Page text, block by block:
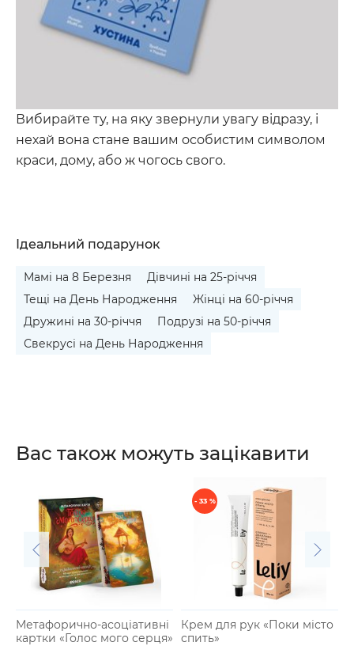
Вибирайте ту, на яку звернули увагу відразу, і
нехай вона стане вашим особистим символом
краси, дому, або ж чогось свого.
Ідеальний подарунок
Мамі на 8 Березня
Дівчині на 25-річчя
Тещі на День Народження
Жінці на 60-річчя
Дружині на 30-річчя
Подрузі на 50-річчя
Свекрусі на День Народження
Вас також можуть зацікавити
Метафорично-асоціативні
картки «Голос мого серця»
- 33 %
Крем для рук «Поки місто
спить»